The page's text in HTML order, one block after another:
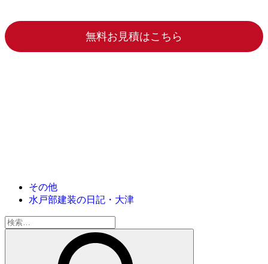
無料お見積はこちら
その他
水戸部建装の日記・大津
検
索: